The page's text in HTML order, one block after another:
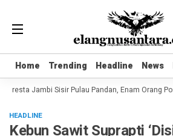
Home Trending Headline News
Home Trending Headline News
Jambi Sisir Pulau Pandan, Enam Orang
HEADLINE
Kebun Sawit Suprapti